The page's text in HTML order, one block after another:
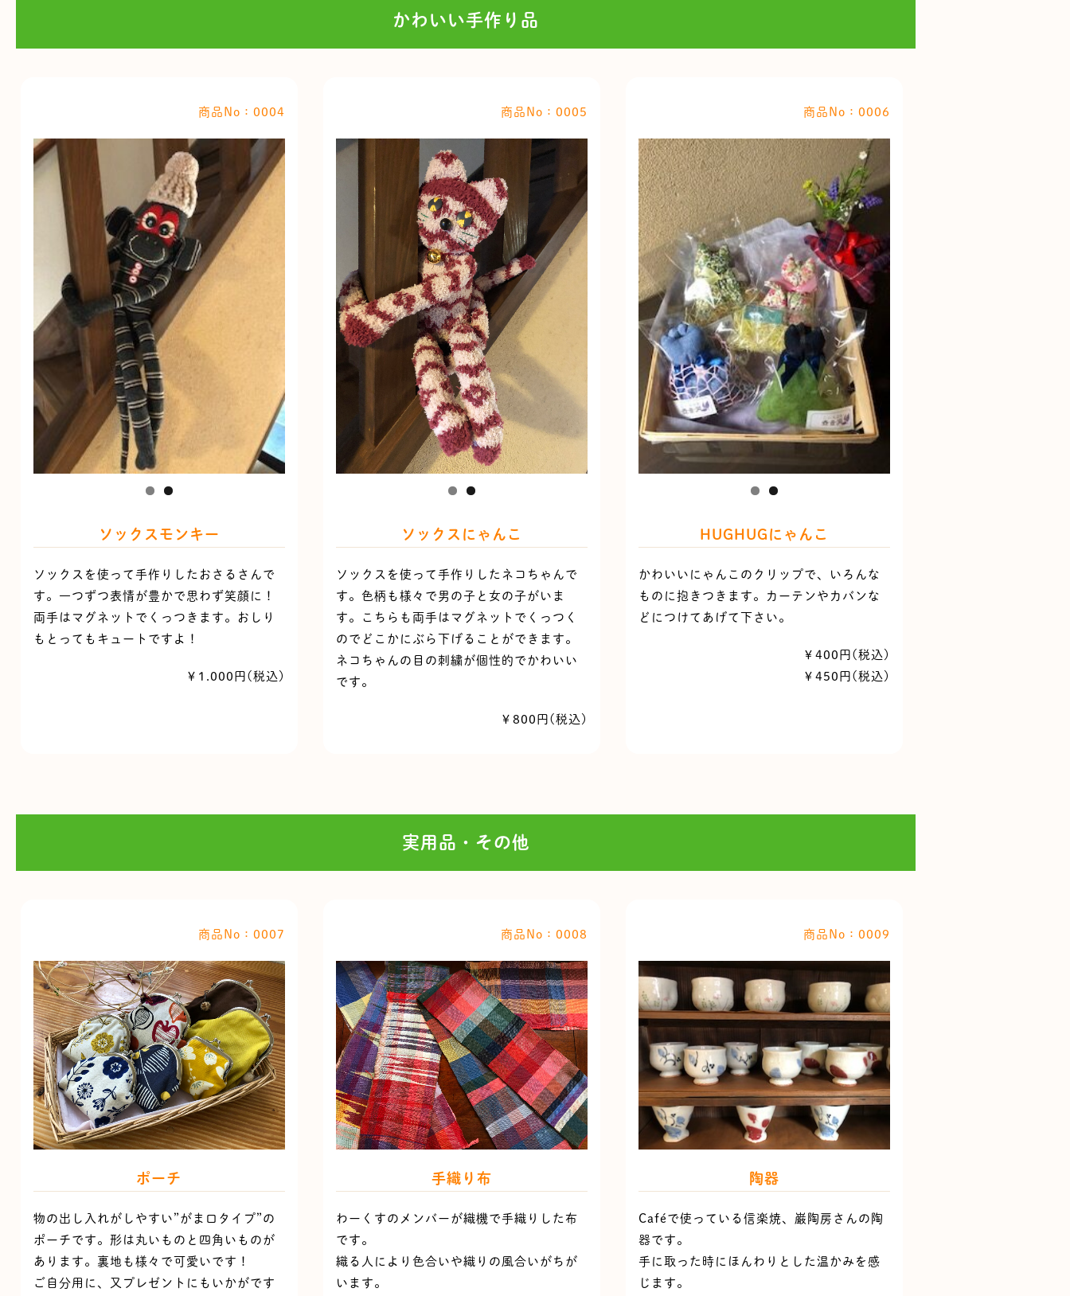
かわいい手作り品
商品No：0004
ソックスモンキー
ソックスを使って手作りしたおさるさんで
す。一つずつ表情が豊かで思わず笑顔に！
両手はマグネットでくっつきます。おしり
もとってもキュートですよ！
￥1.000円(税込)
商品No：0005
ソックスにゃんこ
ソックスを使って手作りしたネコちゃんで
す。色柄も様々で男の子と女の子がいま
す。こちらも両手はマグネットでくっつく
のでどこかにぶら下げることができます。
ネコちゃんの目の刺繍が個性的でかわいい
です。
￥800円(税込)
商品No：0006
HUGHUGにゃんこ
かわいいにゃんこのクリップで、いろんな
ものに抱きつきます。カーテンやカバンな
どにつけてあげて下さい。
￥400円(税込)
￥450円(税込)
実用品・その他
商品No：0007
ポーチ
物の出し入れがしやすい”がま口タイプ”の
ポーチです。形は丸いものと四角いものが
あります。裏地も様々で可愛いです！
ご自分用に、又プレゼントにもいかがです
商品No：0008
手織り布
わーくすのメンバーが織機で手織りした布
です。
織る人により色合いや織りの風合いがちが
います。
商品No：0009
陶器
Caféで使っている信楽焼、巌陶房さんの陶
器です。
手に取った時にほんわりとした温かみを感
じます。